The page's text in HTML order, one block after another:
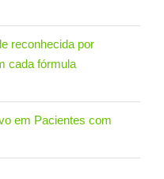
reconhecida por
cada fórmula
em Pacientes com